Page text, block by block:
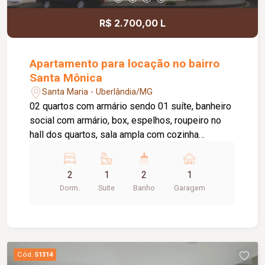
R$ 2.700,00 L
Apartamento para locação no bairro
Santa Mônica
Santa Maria - Uberlândia/MG
02 quartos com armário sendo 01 suíte, banheiro
social com armário, box, espelhos, roupeiro no
hall dos quartos, sala ampla com cozinha
de garagem, elevador, interfone, portão
eletrônico, possui móveis: cama, geladeira,
fogão. Aprox. 50m². Cond. aprox. $350,00. Tem
2
Dorm.
1
Suite
2
Banho
1
Garagem
Cód. 51314